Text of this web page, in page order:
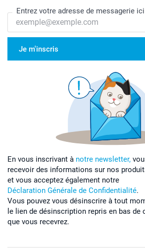
Entrez votre adresse de messagerie ici
Je m'inscris
En vous inscrivant à notre newsletter,
recevoir des informations sur nos
et vous acceptez également notre
Déclaration Générale de Confidentialité.
Vous pouvez vous désinscrire à tout
le lien de désinscription repris en bas de
que vous recevrez.